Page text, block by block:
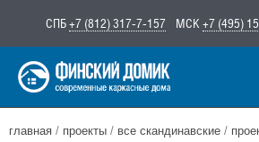
содержимому
СПБ+7 (812) 317-7-157 МСК +7 (495)
главная / проекты / все скандинавские /